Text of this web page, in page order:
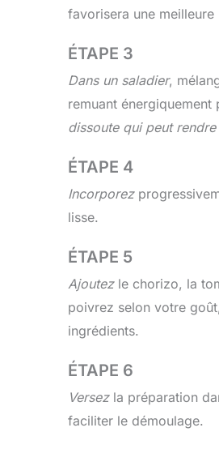
favorisera une
ÉTAPE 3
Dans un saladier,
remuant
dissoute qui peut
ÉTAPE 4
Incorporez
lisse.
ÉTAPE 5
Ajoutezle chorizo, la
poivrez selon votre
ingrédients.
ÉTAPE 6
Versezla préparation
faciliter le démoulage.